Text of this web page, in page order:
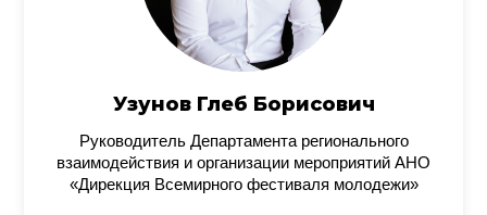
Узунов Глеб Борисович
Руководитель Департамента регионального
взаимодействия и организации мероприятий АНО
«Дирекция Всемирного фестиваля молодежи»